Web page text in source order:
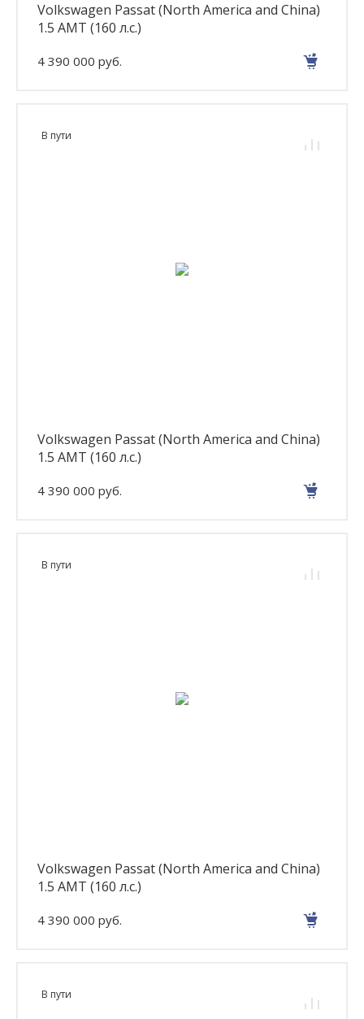
Volkswagen Passat (North America and China)
1.5 AMT (160 л.с.)
4 390 000 руб.
В пути
Volkswagen Passat (North America and China)
1.5 AMT (160 л.с.)
4 390 000 руб.
В пути
Volkswagen Passat (North America and China)
1.5 AMT (160 л.с.)
4 390 000 руб.
В пути